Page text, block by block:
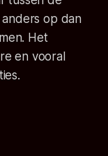
anders op dan
Het
en vooral